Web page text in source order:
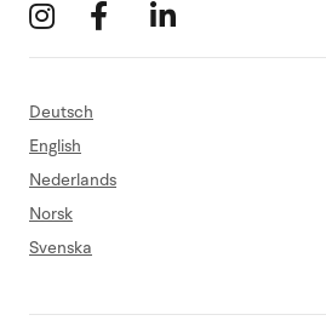
Deutsch
English
Nederlands
Norsk
Svenska